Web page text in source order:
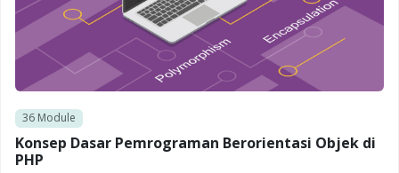
36Module
Konsep Dasar Pemrograman Berorientasi Objek di
PHP